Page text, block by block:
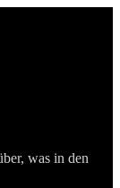
was in den